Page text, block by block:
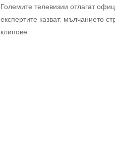
Големите телевизии отлагат
експертите казват: мълчанието
клипове.